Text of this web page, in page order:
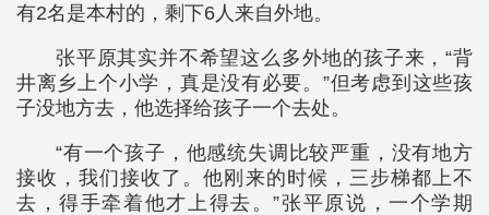
有2名是本村的，剩下6人来自外地。
张平原其实并不希望这么多外地的孩子来，“背
井离乡上个小学，真是没有必要。”但考虑到这些孩
子没地方去，他选择给孩子一个去处。
“有一个孩子，他感统失调比较严重，没有地方
接收，我们接收了。他刚来的时候，三步梯都上不
去，得手牵着他才上得去。”张平原说，一个学期